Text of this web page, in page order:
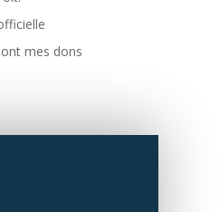
mes dons